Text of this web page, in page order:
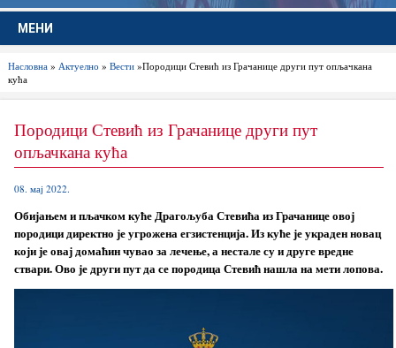
МЕНИ
Насловна» Актуелно » Вести»Породици Стевић из Грачанице други пут опљачкана
кућа
Породици Стевић из Грачанице други пут
опљачкана кућа
08. мај 2022.
Обијањем и пљачком куће Драгољуба Стевића из Грачанице овој
породици директно је угрожена егзистенција. Из куће је украден новац
који је овај домаћин чувао за лечење, а нестале су и друге вредне
ствари. Ово је други пут да се породица Стевић нашла на мети лопова.